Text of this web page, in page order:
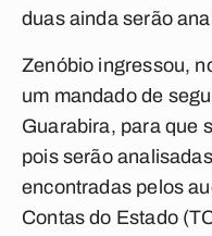
duas ainda serão
Zenóbio ingressou,
um mandado de
Guarabira, para que
pois serão
encontradas pelos
Contas do Estado